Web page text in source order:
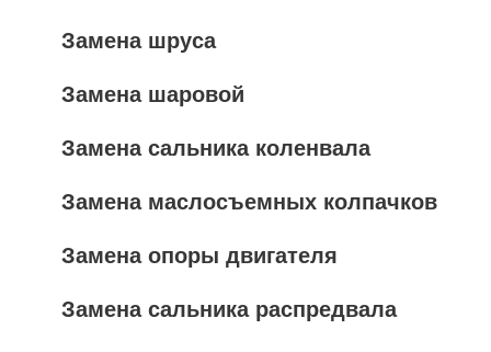
Замена шруса
Замена шаровой
Замена сальника коленвала
Замена маслосъемных колпачков
Замена опоры двигателя
Замена сальника распредвала